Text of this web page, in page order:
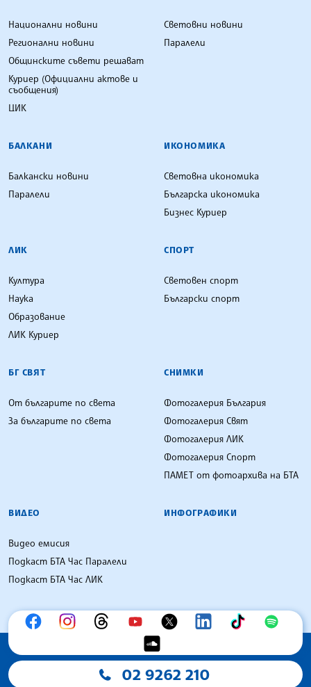
Национални новини
Регионални новини
Общинските съвети решават
Куриер (Официални актове и
съобщения)
ЦИК
Световни новини
Паралели
БАЛКАНИ
Балкански новини
Паралели
ИКОНОМИКА
Световна икономика
Българска икономика
Бизнес Куриер
ЛИК
Култура
Наука
Образование
ЛИК Куриер
СПОРТ
Световен спорт
Български спорт
БГ СВЯТ
От българите по света
За българите по света
СНИМКИ
Фотогалерия България
Фотогалерия Свят
Фотогалерия ЛИК
Фотогалерия Спорт
ПАМЕТ от фотоархива на БТА
ВИДЕО
Видео емисия
Подкаст БТА Час Паралели
Подкаст БТА Час ЛИК
ИНФОГРАФИКИ
02 9262 210